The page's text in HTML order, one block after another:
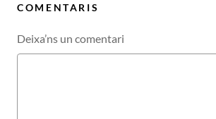
COMENTARIS
Deixa’ns un comentari